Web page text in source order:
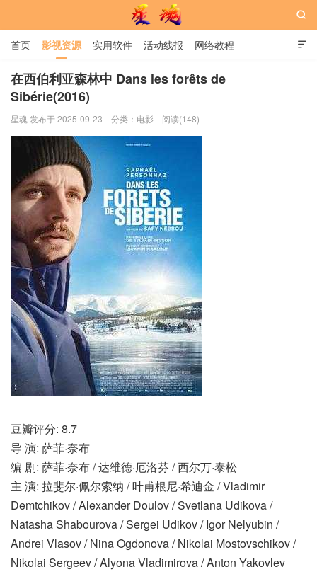
星魂网

首页 影视资源 实用软件 活动线报 网络教程
用户中心 书籍 娱乐

在西伯利亚森林中 Dans les forêts de
Sibérie(2016)
星魂 发布于 2025-09-23 分类： 电影 阅读(148)
豆瓣评分: 8.7
导 演: 萨菲·奈布
编 剧: 萨菲·奈布 / 达维德·厄洛芬 / 西尔万·泰松
主 演: 拉斐尔·佩尔索纳 / 叶甫根尼·希迪金 / Vladimir
Demtchikov / Alexander Doulov / Svetlana Udikova /
Natasha Shabourova / Sergei Udikov / Igor Nelyubin /
Andrei Vlasov / Nina Ogdonova / Nikolai Mostovschikov /
Nikolai Sergeev / Alyona Vladimirova / Anton Yakovlev